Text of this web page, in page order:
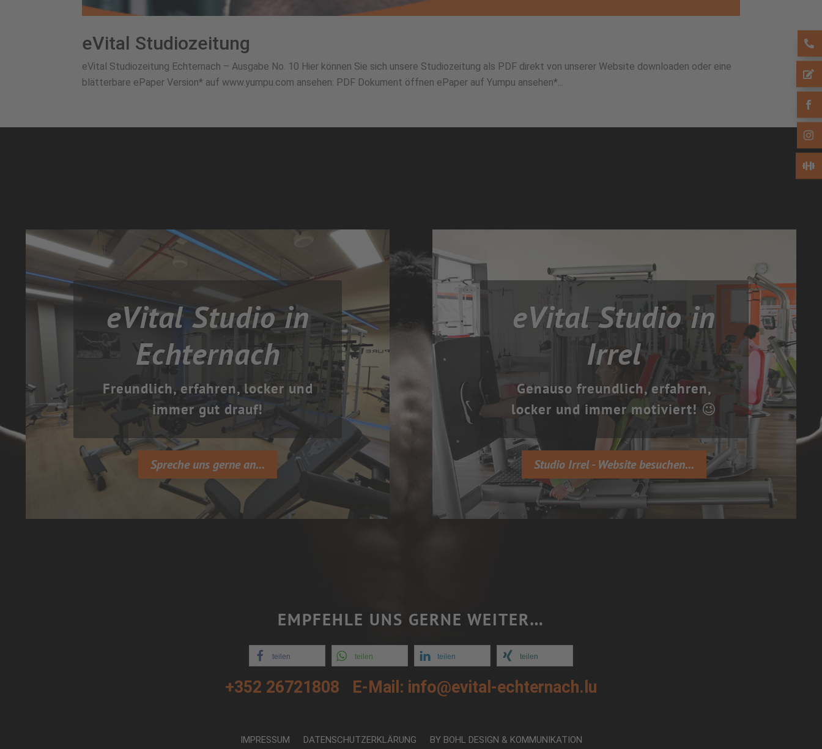
eVital Studiozeitung
eVital Studiozeitung Echternach – Ausgabe No. 10 Hier können Sie sich unsere Studiozeitung als PDF direkt von unserer Website downloaden oder eine
blätterbare ePaper Version* auf www.yumpu.com ansehen: PDF Dokument öffnen ePaper auf Yumpu ansehen*...
eVital Studio in
Echternach
Freundlich, erfahren, locker und
immer gut drauf!
Spreche uns gerne an...
eVital Studio in
Irrel
Genauso freundlich, erfahren,
locker und immer motiviert! 😉
Studio Irrel - Website besuchen...
EMPFEHLE UNS GERNE WEITER…
teilen teilen teilen teilen
+352 26721808 E-Mail: info@evital-echternach.lu
IMPRESSUM DATENSCHUTZERKLÄRUNG BY BOHL DESIGN & KOMMUNIKATION